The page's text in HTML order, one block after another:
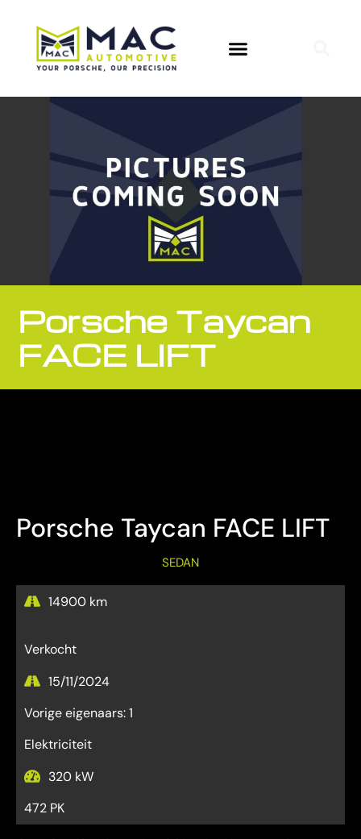
Porsche Taycan
FACE LIFT
Porsche Taycan FACE LIFT
SEDAN
14900 km
Verkocht
15/11/2024
Vorige eigenaars: 1
Elektriciteit
320 kW
472 PK